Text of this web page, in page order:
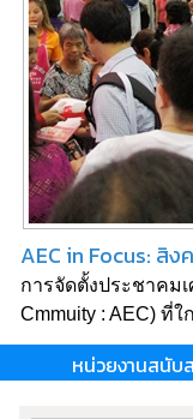
AEC in Focus: สิง
การจัดตั้งประชาคม
Cmmuity : AEC) ที่
หน่วยงานสนับ